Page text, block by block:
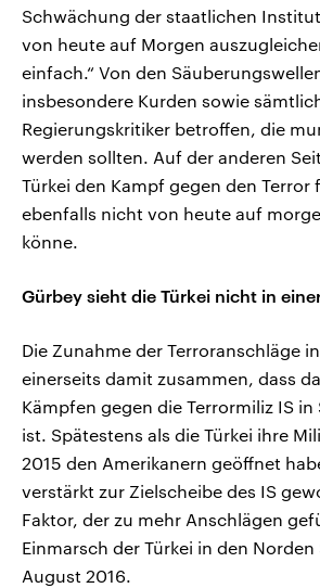
Schwächung der staatlichen
von heute auf Morgen
einfach.“ Von den
insbesondere Kurden sowie
Regierungskritiker betroffen, die
werden sollten. Auf der anderen
Türkei den Kampf gegen den Terror
ebenfalls nicht von heute auf
könne.
Gürbey sieht die Türkei nicht in
Die Zunahme der Terroranschläge
einerseits damit zusammen, dass
Kämpfen gegen die Terrormiliz IS
ist. Spätestens als die Türkei ihre
2015 den Amerikanern geöffnet
verstärkt zur Zielscheibe des IS
Faktor, der zu mehr Anschlägen
Einmarsch der Türkei in den Norden
August 2016.